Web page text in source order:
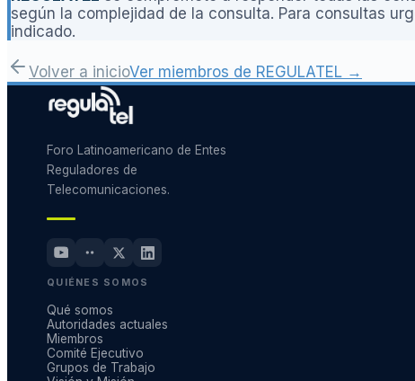
según la complejidad de la consulta. Para consultas
indicado.
Volver a inicioVer miembros de REGULATEL →
Foro Latinoamericano de Entes
Reguladores de
Telecomunicaciones.
QUIÉNES SOMOS
Qué somos
Autoridades actuales
Miembros
Comité Ejecutivo
Grupos de Trabajo